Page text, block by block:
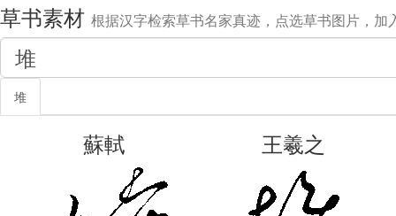
草书素材 根据汉字检索草书名家真迹，点选草书图片，加
堆
蘇軾 王羲之